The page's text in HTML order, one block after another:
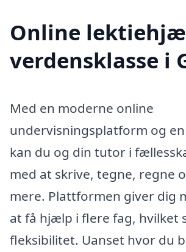
Online
verdensklasse i
Med en moderne online
undervisningsplatform og
kan du og din tutor i
med at skrive, tegne, regne
mere. Plattformen giver dig
at få hjælp i flere fag, hvilket
fleksibilitet. Uanset hvor du